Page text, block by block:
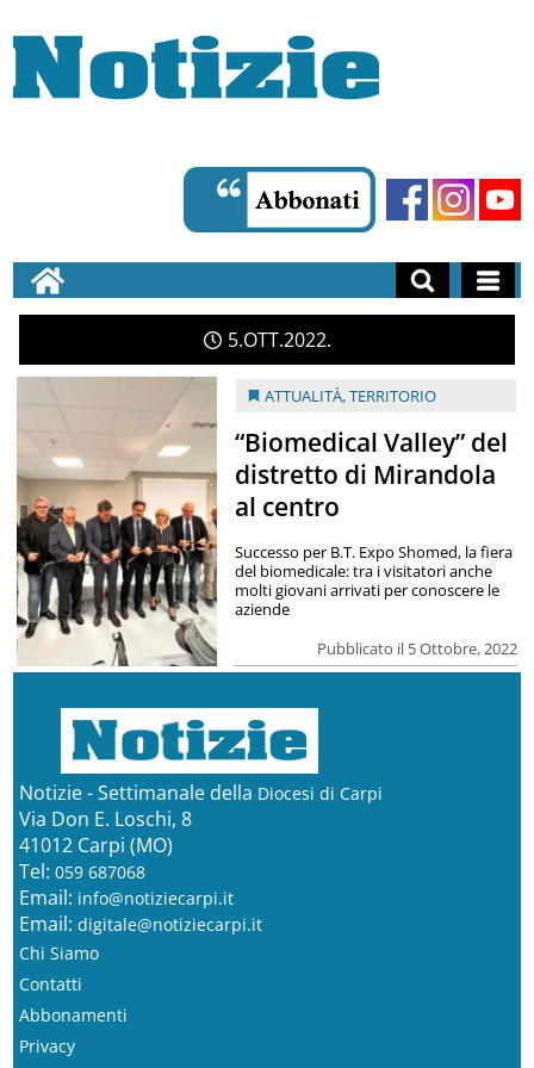
5 OTT 2022
ATTUALITÀ,TERRITORIO
“Biomedical Valley” del
distretto di Mirandola
al centro
Pubblicato il 5 Ottobre, 2022
Successo per B.T. Expo Shomed, la fiera
del biomedicale: tra i visitatori anche
molti giovani arrivati per conoscere le
aziende
Notizie - Settimanale della Diocesi di Carpi
Via Don E. Loschi, 8
41012 Carpi (MO)
Tel: 059 687068
Email: info@notiziecarpi.it
Email: digitale@notiziecarpi.it
Chi Siamo
Contatti
Abbonamenti
Privacy